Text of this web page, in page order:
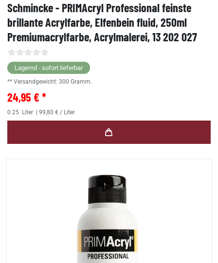
Schmincke - PRIMAcryl Professional feinste
brillante Acrylfarbe, Elfenbein fluid, 250ml
Premiumacrylfarbe, Acrylmalerei, 13 202 027
Lagernd - sofort lieferbar
** Versandgewicht: 300 Gramm.
24,95 € *
0.25 Liter | 99,80 € / Liter